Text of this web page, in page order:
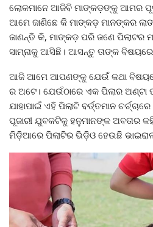
ଲୋକମାନେ ଆଜିବି ମାଙ୍କଡ଼ଙ୍କୁ ଆମର
ଆମେ ଜାଣିଛେ କି ମାଙ୍କଡ଼ ମାନଙ୍କର
ଜାଣନ୍ତି କି, ମାଙ୍କଡ଼ ପରି ଜଣେ ପିଲାଟର
ସାମ୍ନାକୁ ଆସିଛି। ଆସନ୍ତୁ ତାଙ୍କ ବିଷୟରେ
ଆଜି ଆମେ ଆପଣଙ୍କୁ ଯେଉଁ କଥା ବିଷୟରେ
ର ଅଟେ। ଯେଉଁଠାରେ ଏକ ପିଲାର ଅଣ୍ଟା
ଯାହାପାଇଁ ଏହି ପିଲାଟି ବର୍ତ୍ତମାନ
ପୂଜାରୀ ଯୁବକଟିକୁ ହନୁମାନଙ୍କ ଅବତାର
ମିଡ଼ିଆରେ ପିଲାଟିର ଭିଡ଼ିଓ ହେଉଛି